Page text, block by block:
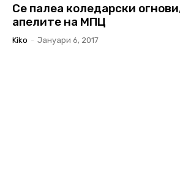
Се палеа коледарски
апелите на МПЦ
Kiko - Јануари 6, 2017